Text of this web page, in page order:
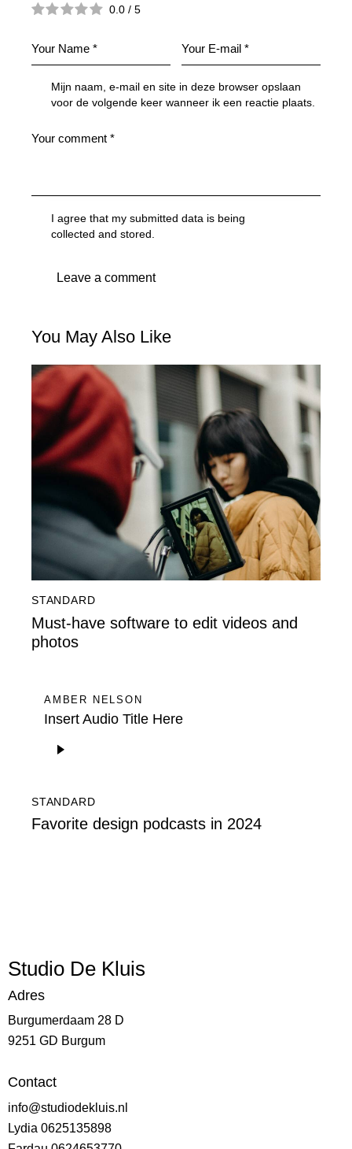
0.0 / 5
Mijn naam, e-mail en site in deze browser opslaan
voor de volgende keer wanneer ik een reactie plaats.
I agree that my submitted data is being
collected and stored
You May Also Like
STANDARD
Must-have software to edit videos and
photos
AMBER NELSON
Insert Audio Title Here
STANDARD
Favorite design podcasts in 2024
Studio De Kluis
Adres
Burgumerdaam 28 D
9251 GD Burgum
Contact
info@studiodekluis.nl
Lydia 0625135898